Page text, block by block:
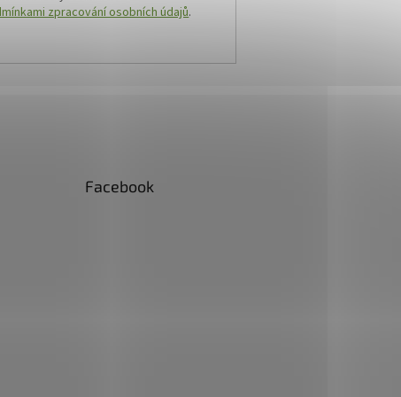
zpracování osobních údajů.
Facebook